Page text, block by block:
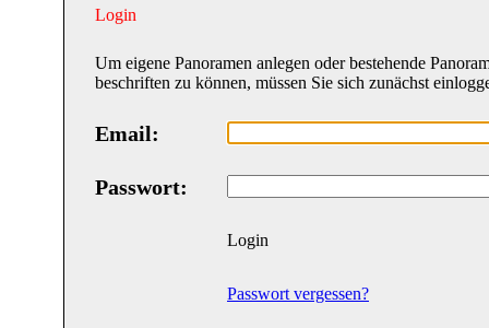
Login
Um eigene Panoramen anlegen oder bestehende
beschriften zu können, müssen Sie sich zunächst
Email:
Passwort:
Login
Passwort vergessen?